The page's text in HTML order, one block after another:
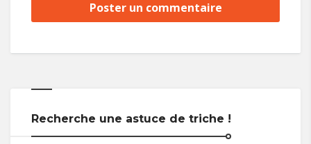
Recherche une astuce de triche !